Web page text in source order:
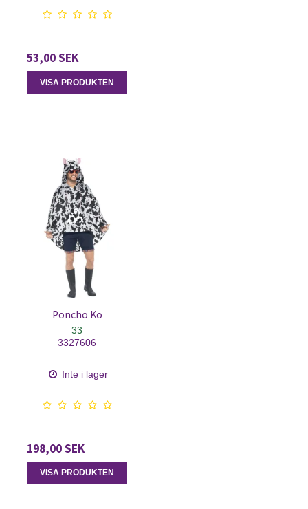
53,00 SEK
VISA PRODUKTEN
Poncho Ko
33
3327606
Inte i lager
198,00 SEK
VISA PRODUKTEN